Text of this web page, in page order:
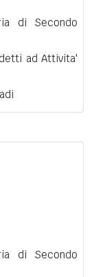
di Secondo
ad Attivita'
di Secondo